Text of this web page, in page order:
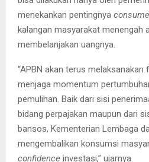
menekankan pentingnya
kalangan masyarakat menengah
membelanjakan uangnya.
“APBN akan terus
menjaga momentum
pemulihan. Baik dari sisi
bidang perpajakan maupun dari
bansos, Kementerian Lembaga
mengembalikan konsumsi
confidence investasi,” ujarnya.